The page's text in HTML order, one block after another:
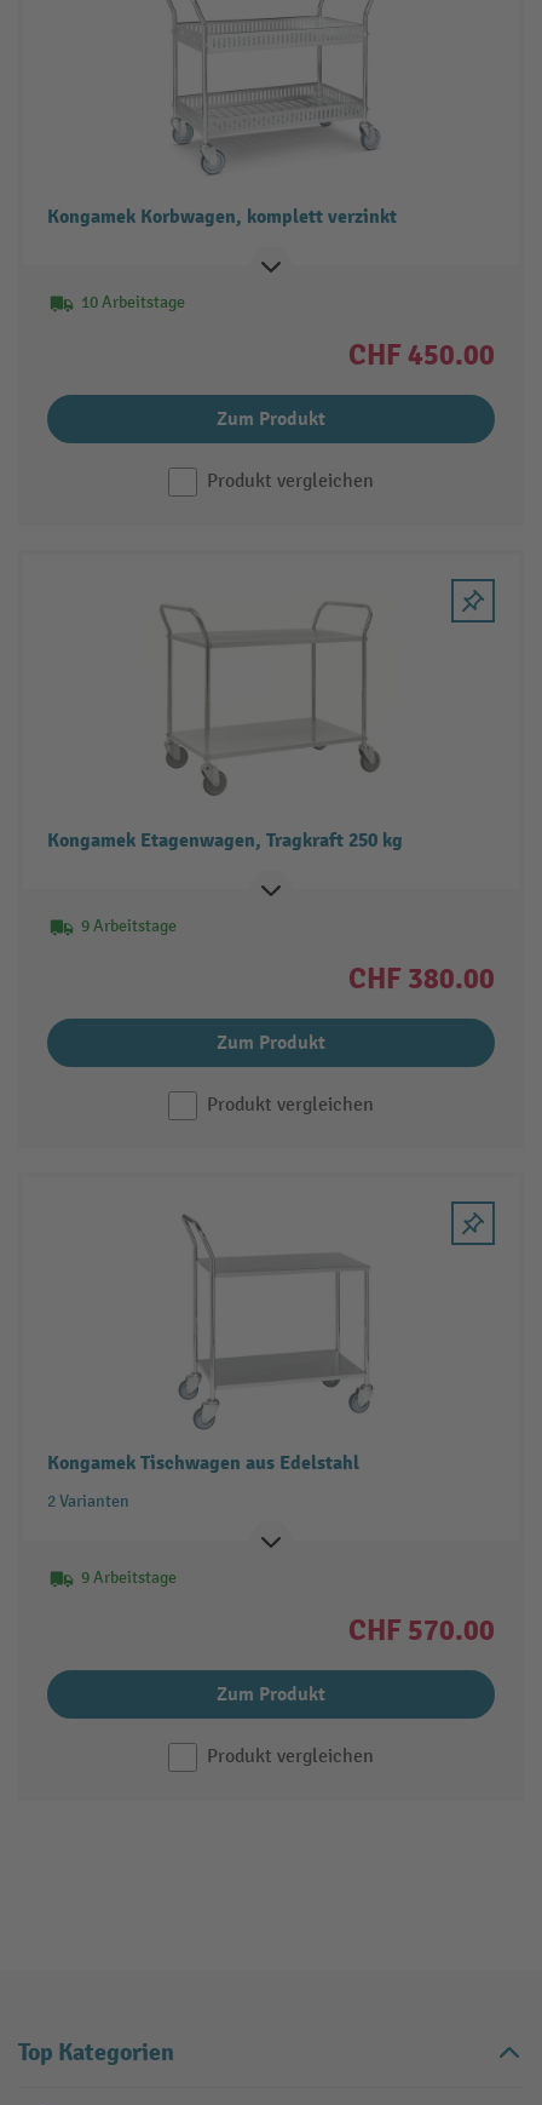
Kongamek Korbwagen, komplett verzinkt
10 Arbeitstage
CHF 450.00
Zum Produkt
Produkt vergleichen
Kongamek Etagenwagen, Tragkraft 250 kg
9 Arbeitstage
CHF 380.00
Zum Produkt
Produkt vergleichen
Kongamek Tischwagen aus Edelstahl
2 Varianten
9 Arbeitstage
CHF 570.00
Zum Produkt
Produkt vergleichen
Top Kategorien